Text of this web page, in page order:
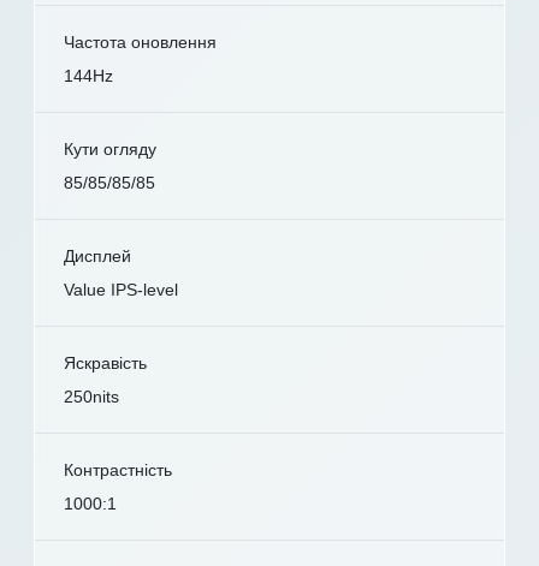
Частота оновлення
144Hz
Кути огляду
85/85/85/85
Дисплей
Value IPS-level
Яскравість
250nits
Контрастність
1000:1